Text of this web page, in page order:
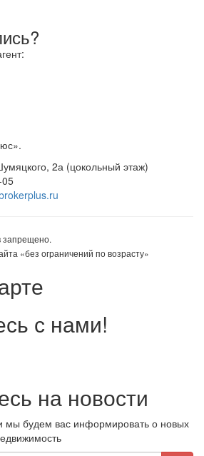
2а (цокольный этаж)
запрещено.
«без ограничений по возрасту»
с нами!
на новости
мы будем вас информировать о новых